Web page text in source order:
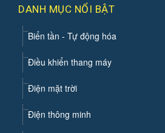
DANH MỤC NỔI BẬT
Biển tần - Tự động hóa
Điều khiển thang máy
Điện mặt trời
Điện thông minh